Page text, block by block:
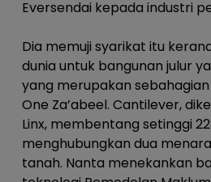
Eversendai kepada industri
Dia memuji syarikat itu
dunia untuk bangunan julur
yang merupakan
One Za’abeel. Cantilever,
Linx, membentang setinggi
menghubungkan dua
tanah. Nanta menekankan